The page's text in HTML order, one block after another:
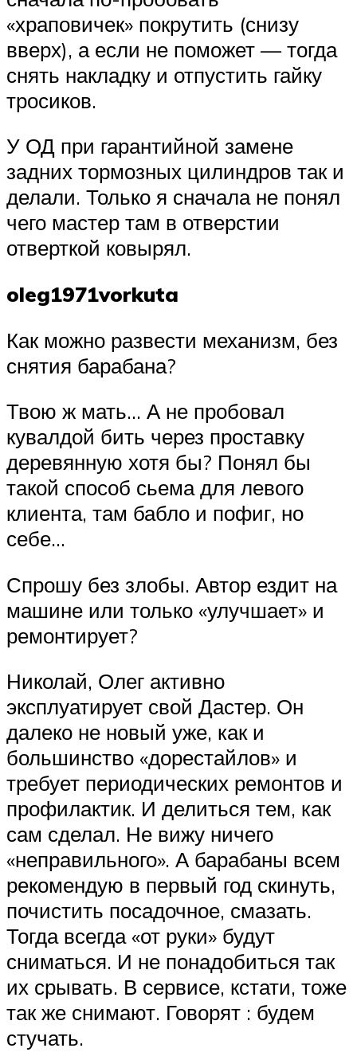
«храповичек» покрутить (снизу
вверх), а если не поможет — тогда
снять накладку и отпустить гайку
тросиков.
У ОД при гарантийной замене
задних тормозных цилиндров так и
делали. Только я сначала не понял
чего мастер там в отверстии
отверткой ковырял.
oleg1971vorkuta
Как можно развести механизм, без
снятия барабана?
Твою ж мать… А не пробовал
кувалдой бить через проставку
деревянную хотя бы? Понял бы
такой способ сьема для левого
клиента, там бабло и пофиг, но
себе…
Спрошу без злобы. Автор ездит на
машине или только «улучшает» и
ремонтирует?
Николай, Олег активно
эксплуатирует свой Дастер. Он
далеко не новый уже, как и
большинство «дорестайлов» и
требует периодических ремонтов и
профилактик. И делиться тем, как
сам сделал. Не вижу ничего
«неправильного». А барабаны всем
рекомендую в первый год скинуть,
почистить посадочное, смазать.
Тогда всегда «от руки» будут
сниматься. И не понадобиться так
их срывать. В сервисе, кстати, тоже
так же снимают. Говорят : будем
стучать.